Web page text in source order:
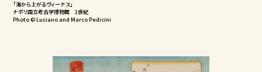
「海から上がるヴィーナス」
ナポリ国立考古学博物館 1世紀
Photo © Luciano and Marco Pedicini